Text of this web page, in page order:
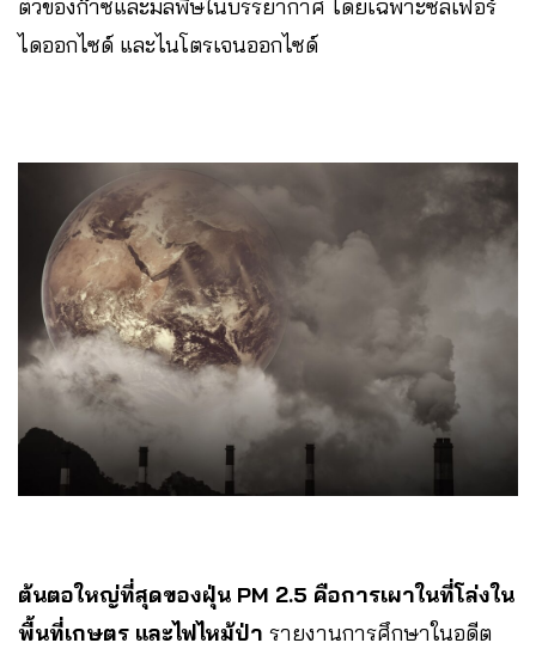
ตัวของก๊าซและมลพิษในบรรยากาศ โดยเฉพาะซัลเฟอร์
ไดออกไซด์ และไนโตรเจนออกไซด์
ต้นตอใหญ่ที่สุดของฝุ่น PM 2.5 คือการเผาในที่โล่งใน
พื้นที่เกษตร และไฟไหม้ป่า รายงานการศึกษาในอดีต